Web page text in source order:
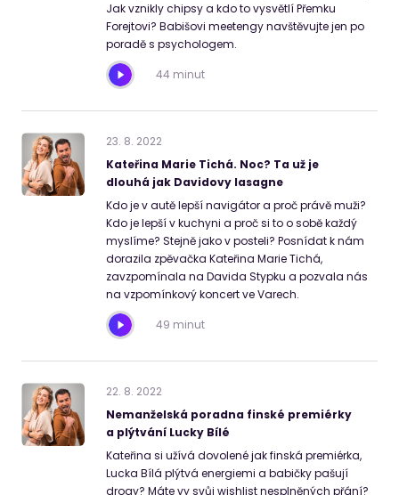
Jak vznikly chipsy a kdo to vysvětlí Přemku
Forejtovi? Babišovi meetengy navštěvujte jen po
poradě s psychologem.
44 minut
23. 8. 2022
Kateřina Marie Tichá. Noc? Ta už je
dlouhá jak Davidovy lasagne
Kdo je v autě lepší navigátor a proč právě muži?
Kdo je lepší v kuchyni a proč si to o sobě každý
myslíme? Stejně jako v posteli? Posnídat k nám
dorazila zpěvačka Kateřina Marie Tichá,
zavzpomínala na Davida Stypku a pozvala nás
na vzpomínkový koncert ve Varech.
49 minut
22. 8. 2022
Nemanželská poradna finské premiérky
a plýtvání Lucky Bílé
Kateřina si užívá dovolené jak finská premiérka,
Lucka Bílá plýtvá energiemi a babičky pašují
drogy? Máte vy svůj wishlist nesplněných přání?